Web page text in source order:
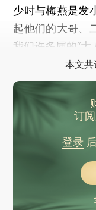
少时与梅燕是发
起他们的大哥、
我们许多届的“大
本文共
订
登录